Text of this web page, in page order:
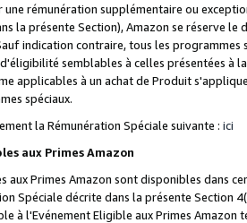
une rémunération supplémentaire ou
la présente Section), Amazon se réserve
indication contraire, tous les
semblables à celles présentées à
applicables à un achat de Produit
spéciaux.
la Rémunération Spéciale suivante : ici
aux Primes Amazon
aux Primes Amazon sont disponibles dans
Spéciale décrite dans la présente Section
à l'Evénement Eligible aux Primes Amazon